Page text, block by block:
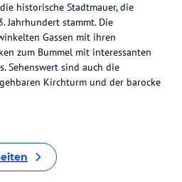
historische Stadtmauer, die
Jahrhundert stammt. Die
Gassen mit ihren
zum Bummel mit interessanten
Sehenswert sind auch die
Kirchturm und der barocke